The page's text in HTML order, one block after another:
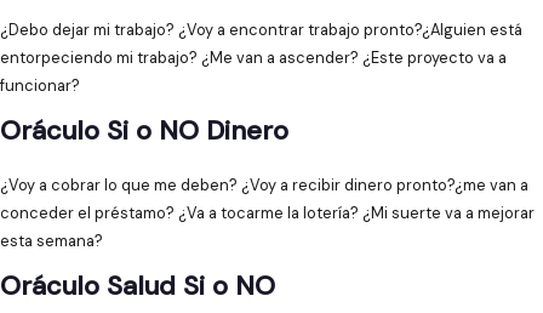
¿Debo dejar mi trabajo? ¿Voy a encontrar trabajo pronto?¿Alguien está
entorpeciendo mi trabajo? ¿Me van a ascender? ¿Este proyecto va a
funcionar?
Oráculo Si o NO Dinero
¿Voy a cobrar lo que me deben? ¿Voy a recibir dinero pronto?¿me van a
conceder el préstamo? ¿Va a tocarme la lotería? ¿Mi suerte va a mejorar
esta semana?
Oráculo Salud Si o NO